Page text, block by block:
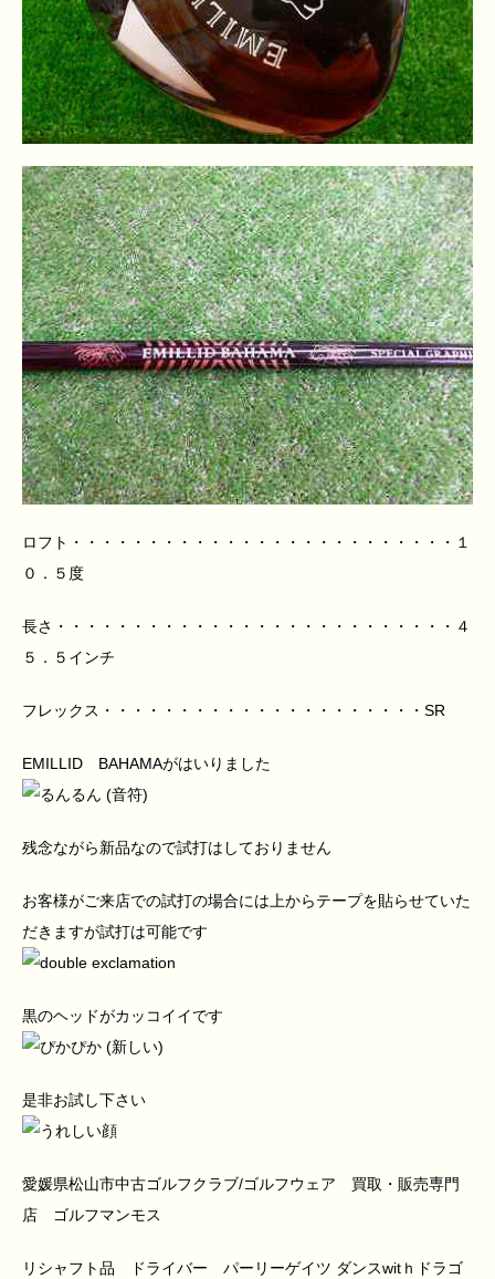
ロフト・・・・・・・・・・・・・・・・・・・・・・・・・１
０．５度
長さ・・・・・・・・・・・・・・・・・・・・・・・・・・４
５．５インチ
フレックス・・・・・・・・・・・・・・・・・・・・・SR
EMILLID BAHAMAがはいりました
残念ながら新品なので試打はしておりません
お客様がご来店での試打の場合には上からテープを貼らせていた
だきますが試打は可能です
黒のヘッドがカッコイイです
是非お試し下さい
愛媛県松山市中古ゴルフクラブ/ゴルフウェア 買取・販売専門
店 ゴルフマンモス
リシャフト品 ドライバー パーリーゲイツ ダンスwitｈドラゴ